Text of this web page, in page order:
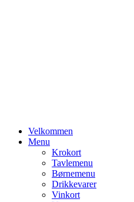
Primary
Menu
Velkommen
Menu
Krokort
Tavlemenu
Børnemenu
Drikkevarer
Vinkort